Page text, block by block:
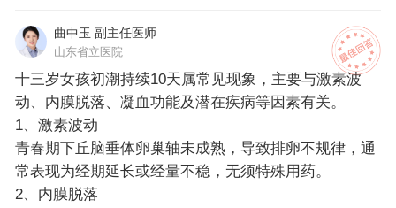
曲中玉 副主任医师
山东省立医院
十三岁女孩初潮持续10天属常见现象，主要与激素波
动、内膜脱落、凝血功能及潜在疾病等因素有关。
1、激素波动
青春期下丘脑垂体卵巢轴未成熟，导致排卵不规律，通
常表现为经期延长或经量不稳，无须特殊用药。
2、内膜脱落